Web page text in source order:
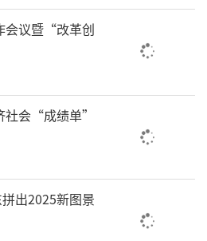
措施
减排措施。涉气工业企业
应急减排清单橙色预警
。
排措施。执行市扬尘源应
基础上每天增加洒水降尘
石料场、石材厂、石板厂
会议暨“改革创
社会“成绩单”
出2025新图景